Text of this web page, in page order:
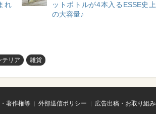
れ
ットボトルが4本入るESSE史
の大容量♪
テリア 雑貨
著作権等 外部送信ポリシー
広告出稿・お取り組